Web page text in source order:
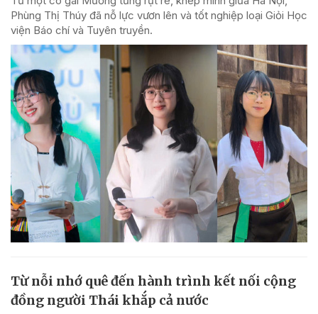
Phùng Thị Thúy đã nỗ lực vươn lên và tốt nghiệp loại Giỏi Học
viện Báo chí và Tuyên truyền.
Từ nỗi nhớ quê đến hành trình kết nối cộng
đồng người Thái khắp cả nước